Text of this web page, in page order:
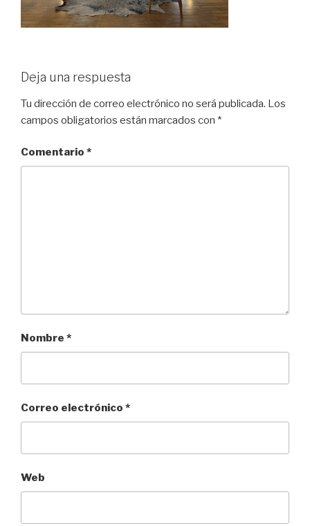
Deja una respuesta
Tu dirección de correo electrónico no será publicada. Los
campos obligatorios están marcados con *
Comentario *
Nombre *
Correo electrónico *
Web